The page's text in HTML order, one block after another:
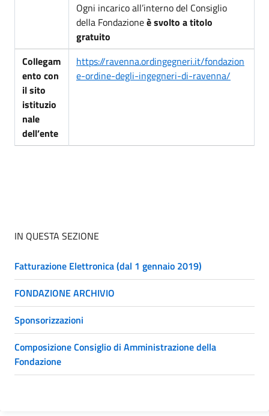
Ogni incarico all’interno del Consiglio
della Fondazioneè svolto a titolo
gratuito
Collegam
ento con
il sito
istituzio
nale
dell’ente
https://ravenna.ordingegneri.it/fondazion
e-ordine-degli-ingegneri-di-ravenna/
IN QUESTA SEZIONE
Fatturazione Elettronica (dal 1 gennaio 2019)
FONDAZIONE ARCHIVIO
Sponsorizzazioni
Composizione Consiglio di Amministrazione della
Fondazione